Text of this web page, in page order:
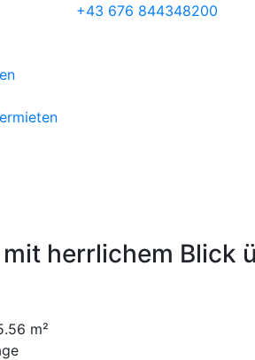
+43 676 844348200
herrlichem Blick
m²